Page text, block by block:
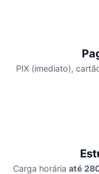
PIX (imediato),
Carga horária até